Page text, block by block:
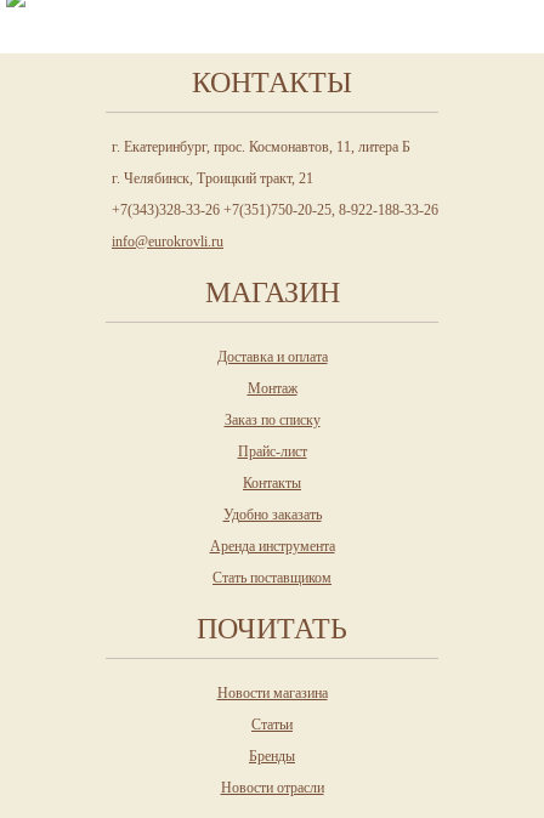
КОНТАКТЫ
г. Екатеринбург, прос. Космонавтов, 11, литера Б
г. Челябинск, Троицкий тракт, 21
+7(343)328-33-26 +7(351)750-20-25, 8-922-188-33-26
info@eurokrovli.ru
МАГАЗИН
Доставка и оплата
Монтаж
Заказ по списку
Прайс-лист
Контакты
Удобно заказать
Аренда инструмента
Стать поставщиком
ПОЧИТАТЬ
Новости магазина
Статьи
Бренды
Новости отрасли